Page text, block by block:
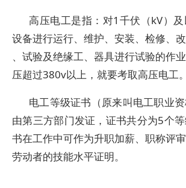
高压电工是指：对1千伏（kV）
设备进行运行、维护、安装、检修、
、试验及绝缘工、器具进行试验的作
压超过380v以上，就要考取高压电工。
电工等级证书（原来叫电工职业
由第三方部门发证，证书共分为5个
书在工作中可作为升职加薪、职称评
劳动者的技能水平证明。